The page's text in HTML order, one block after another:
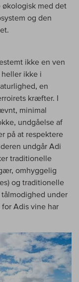
økologisk med det
og den
ikke en ven
ikke i
en
kræfter. I
minimal
undgåelse af
på at respektere
undgår Adi
traditionelle
omhyggelig
og traditionelle
under
Adis vine har